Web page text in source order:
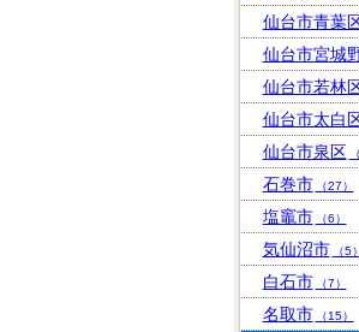
仙台市青葉
仙台市宮城
仙台市若林
仙台市太白
仙台市泉区
石巻市 （27）
塩竈市 （6）
気仙沼市 （5）
白石市 （7）
名取市 （15）